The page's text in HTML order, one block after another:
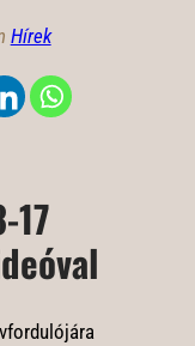
Hírek
17